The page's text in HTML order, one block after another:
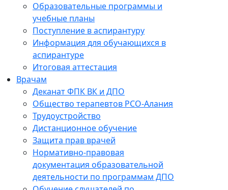
Образовательные программы и
учебные планы
Поступление в аспирантуру
Информация для обучающихся в
аспирантуре
Итоговая аттестация
Врачам
Деканат ФПК ВК и ДПО
Общество терапевтов РСО-Алания
Трудоустройство
Дистанционное обучение
Защита прав врачей
Нормативно-правовая
документация образовательной
деятельности по программам ДПО